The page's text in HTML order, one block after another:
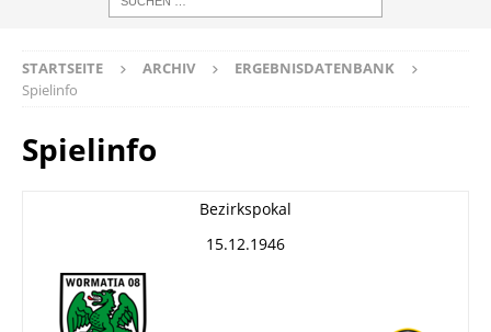
STARTSEITE ARCHIV
ERGEBNISDATENBANK
Spielinfo
Spielinfo
Bezirkspokal
15.12.1946